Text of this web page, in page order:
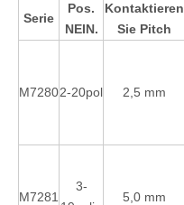
Serie
Pos.
NEIN.
Kontaktieren
Sie Pitch
M72802-20pol 2,5 mm
M7281
3-
5,0 mm